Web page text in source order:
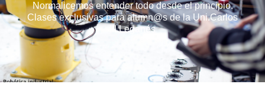
Normalicemos entender todo desde el principio.
Clases exclusivas para alumn@s de la Uni.Carlos
III Leganés